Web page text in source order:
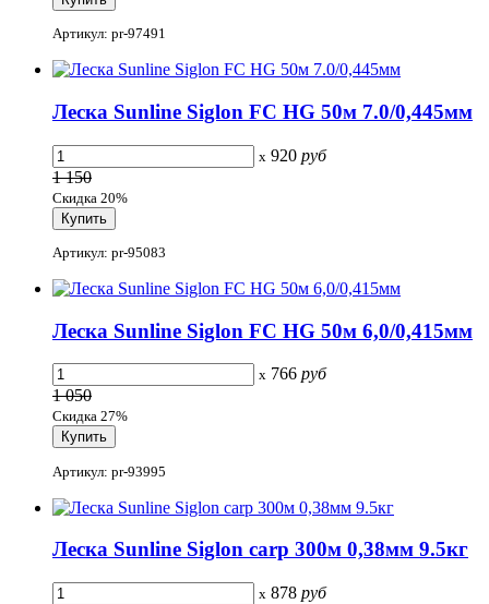
Артикул: pr-97491
Леска Sunline Siglon FC HG 50м 7.0/0,445мм
x 920 руб
1 150
Скидка 20%
Артикул: pr-95083
Леска Sunline Siglon FC HG 50м 6,0/0,415мм
x 766 руб
1 050
Скидка 27%
Артикул: pr-93995
Леска Sunline Siglon carp 300м 0,38мм 9.5кг
x 878 руб